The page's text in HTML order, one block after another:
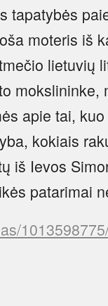
tapatybės
moteris iš
lietuvių
apie tai,
kokiais
iš Ievos
patarimai